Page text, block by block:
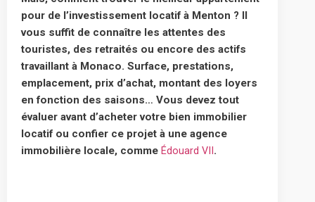
pour de l’investissement locatif à Menton ? Il
vous suffit de connaître les attentes des
touristes, des retraités ou encore des actifs
travaillant à Monaco. Surface, prestations,
emplacement, prix d’achat, montant des loyers
en fonction des saisons… Vous devez tout
évaluer avant d’acheter votre bien immobilier
locatif ou confier ce projet à une agence
immobilière locale, comme Édouard VII .